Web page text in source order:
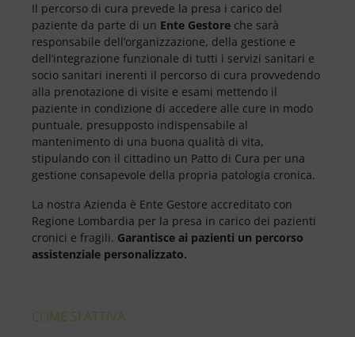
Il percorso di cura prevede la presa i carico del
paziente da parte di un Ente Gestore che sarà
responsabile dell’organizzazione, della gestione e
dell’integrazione funzionale di tutti i servizi sanitari e
socio sanitari inerenti il percorso di cura provvedendo
alla prenotazione di visite e esami mettendo il
paziente in condizione di accedere alle cure in modo
puntuale, presupposto indispensabile al
mantenimento di una buona qualità di vita,
stipulando con il cittadino un Patto di Cura per una
gestione consapevole della propria patologia cronica.
La nostra Azienda è Ente Gestore accreditato con
Regione Lombardia per la presa in carico dei pazienti
cronici e fragili. Garantisce ai pazienti un percorso
assistenziale personalizzato.
COME SI ATTIVA